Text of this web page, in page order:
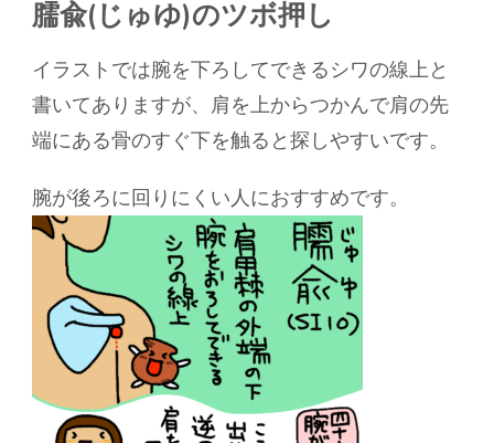
臑兪(じゅゆ)のツボ押し
イラストでは腕を下ろしてできるシワの線上と
書いてありますが、肩を上からつかんで肩の先
端にある骨のすぐ下を触ると探しやすいです。
腕が後ろに回りにくい人におすすめです。